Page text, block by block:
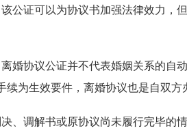
公证可以为协议书加强法律效力，
婚协议公证并不代表婚姻关系的自
续为生效要件，离婚协议也是自双
、调解书或原协议尚未履行完毕的